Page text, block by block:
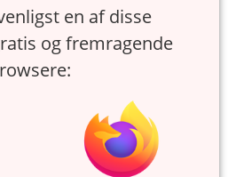
en af disse
og fremragende